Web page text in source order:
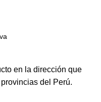
en la dirección que
del Perú.